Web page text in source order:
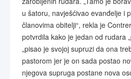
u šatoru, navješćivao evanđelje i
članovima obitelji“, rekla je
potvrdila kako je jedan od rudara
„pisao je svojoj supruzi da ona
pastorom jer je on sada postao
njegova supruga postane nova